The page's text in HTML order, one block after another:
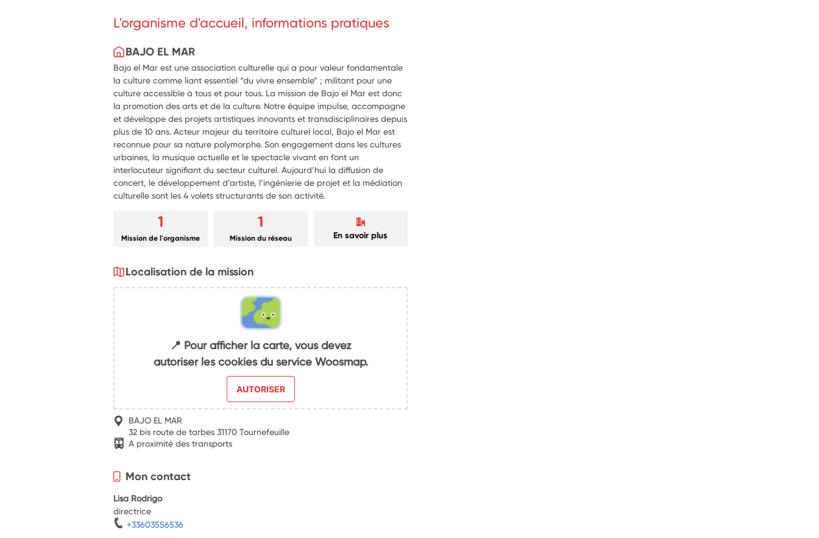
L'organisme d'accueil, informations pratiques
BAJO EL MAR
Bajo el Mar est une association culturelle qui a pour valeur fondamentale
la culture comme liant essentiel “du vivre ensemble” ; militant pour une
culture accessible à tous et pour tous. La mission de Bajo el Mar est donc
la promotion des arts et de la culture. Notre équipe impulse, accompagne
et développe des projets artistiques innovants et transdisciplinaires depuis
plus de 10 ans. Acteur majeur du territoire culturel local, Bajo el Mar est
reconnue pour sa nature polymorphe. Son engagement dans les cultures
urbaines, la musique actuelle et le spectacle vivant en font un
interlocuteur signifiant du secteur culturel. Aujourd’hui la diffusion de
concert, le développement d’artiste, l’ingénierie de projet et la médiation
culturelle sont les 4 volets structurants de son activité.
1
Mission de l'organisme
1
Mission du réseau En savoir plus
Localisation de la mission
📍 Pour afficher la carte, vous devez
autoriser les cookies du service Woosmap.
AUTORISER
BAJO EL MAR
32 bis route de tarbes 31170 Tournefeuille
A proximité des transports
Mon contact
Lisa Rodrigo
directrice
+33603556536